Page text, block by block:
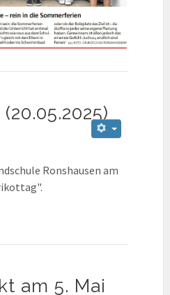
Ronshausen am
am 5. Mai